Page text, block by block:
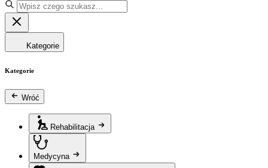
Kategorie
Kategorie
Wróć
Rehabilitacja
Medycyna